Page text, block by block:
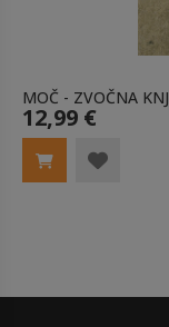
MOČ - ZVOČNA
12,99 €